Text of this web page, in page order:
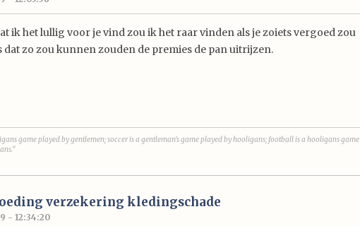
ik het lullig voor je vind zou ik het raar vinden als je zoiets vergoed zou
dat zo zou kunnen zouden de premies de pan uitrijzen.
game played by gentlemen; soccer is a gentleman's game played by hooligans; football is a hooligans game
verzekering kledingschade
- 12:34:20